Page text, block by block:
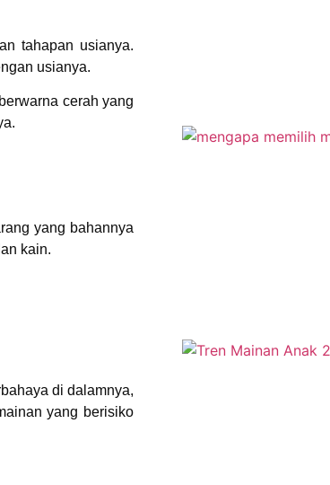
tahapan usianya.
usianya.
cerah yang
yang bahannya
kain.
di dalamnya,
yang berisiko